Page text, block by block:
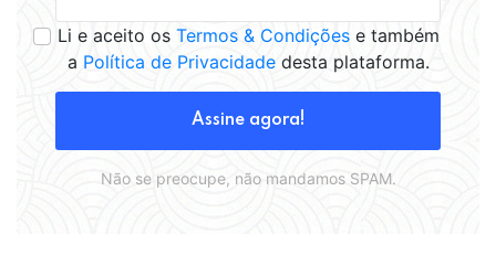
Li e aceito os Termos & Condiçõese também
a Política de Privacidadedesta plataforma.
Assine agora!
Não se preocupe, não mandamos SPAM.